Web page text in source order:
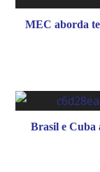
MEC aborda
Brasil e Cuba